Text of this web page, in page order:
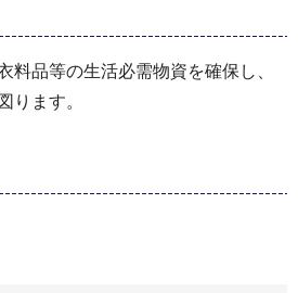
料品等の生活必需物資を確保し、
ります。